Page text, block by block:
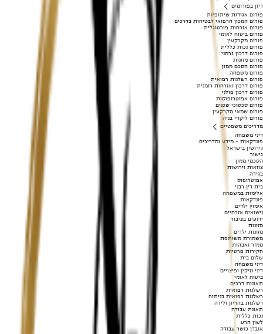
דיון בפורומים
פורום אגודות שיתופיות
פורום המכון הרפואי לבטיחות בדרכים
פורום אזרחות פורטוגלית
פורום ביטוח לאומי
פורום מקרקעין
פורום נכות כללית
פורום דרכון גרמני
פורום מזונות
פורום הסכם ממון
פורום משפחה
פורום רשלנות רפואית
פורום דרכון ואזרחות רומנית
פורום דרכון פולני
פורום אפוטרופוסות
פורום סכסוכי שכנים
פורום שמאי מקרקעין
פורום ליקויי בניה
מדריכים משפטיים
דיני משפחה
פונדקאות - מידע ומדריכים
גירושין בישראל
גישור
הסכמי ממון
צוואות וירושות
בגידה
אפוטרופוס
בית דין רבני
אלימות במשפחה
פונדקאות
אימוץ ילדים
נישואים אזרחיים
ידועים בציבור
מזונות
מזונות ילדים
משמורת משותפת
ממזר ואבהות
חקירות פרטיות
שלום בית
דיני משפחה
דיני נזיקין ופיצויים
ביטוח לאומי
תאונות דרכים
רשלנות רפואית
רשלנות רפואית בניתוח
רשלנות בהריון ולידה
תאונת עבודה
נכות כללית
לשון הרע
אובדן כושר עבודה